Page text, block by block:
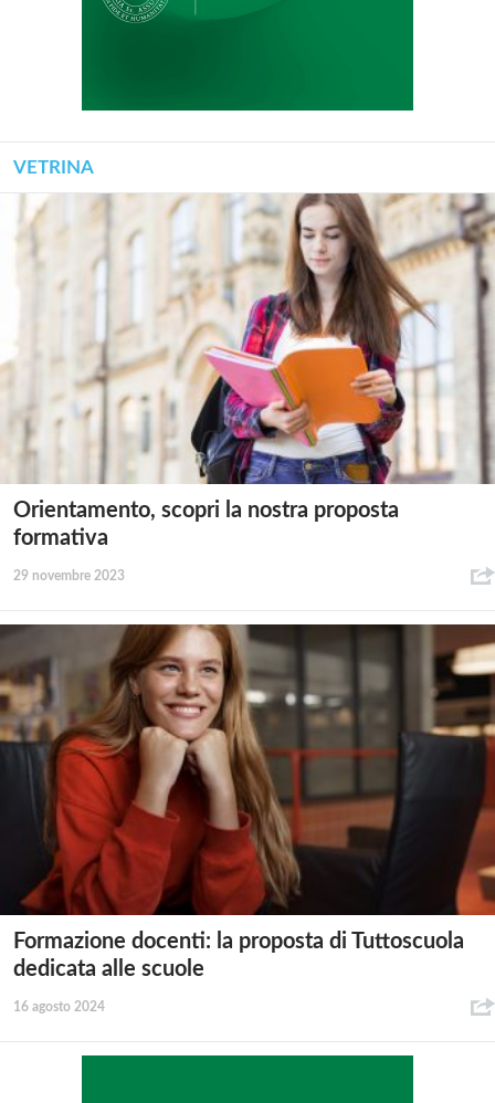
VETRINA
Orientamento, scopri la nostra proposta
formativa
29 novembre 2023
Formazione docenti: la proposta di Tuttoscuola
dedicata alle scuole
16 agosto 2024